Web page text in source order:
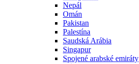
Nepál
Omán
Pakistan
Palestína
Saudská Arábia
Singapur
Spojené arabské emiráty